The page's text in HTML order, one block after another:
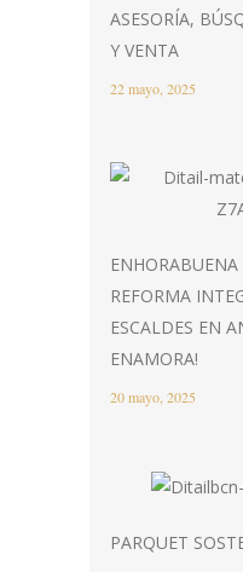
ASESORÍA,
Y VENTA
22 mayo, 2025
REFORMA
ESCALDES EN
ENAMORA!
20 mayo, 2025
PARQUET